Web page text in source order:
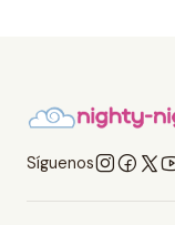
Síguenos